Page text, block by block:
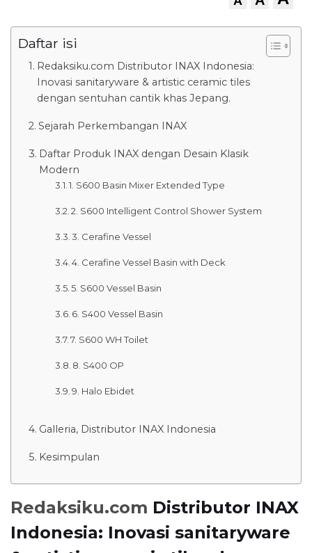
Daftar isi
Redaksiku.com Distributor INAX Indonesia:
Inovasi sanitaryware & artistic ceramic tiles
dengan sentuhan cantik khas Jepang.
Sejarah Perkembangan INAX
Daftar Produk INAX dengan Desain Klasik
Modern
1. S600 Basin Mixer Extended Type
2. S600 Intelligent Control Shower System
3. Cerafine Vessel
4. Cerafine Vessel Basin with Deck
5. S600 Vessel Basin
6. S400 Vessel Basin
7. S600 WH Toilet
8. S400 OP
9. Halo Ebidet
Galleria, Distributor INAX Indonesia
Kesimpulan
Redaksiku.com Distributor INAX
Indonesia: Inovasi sanitaryware